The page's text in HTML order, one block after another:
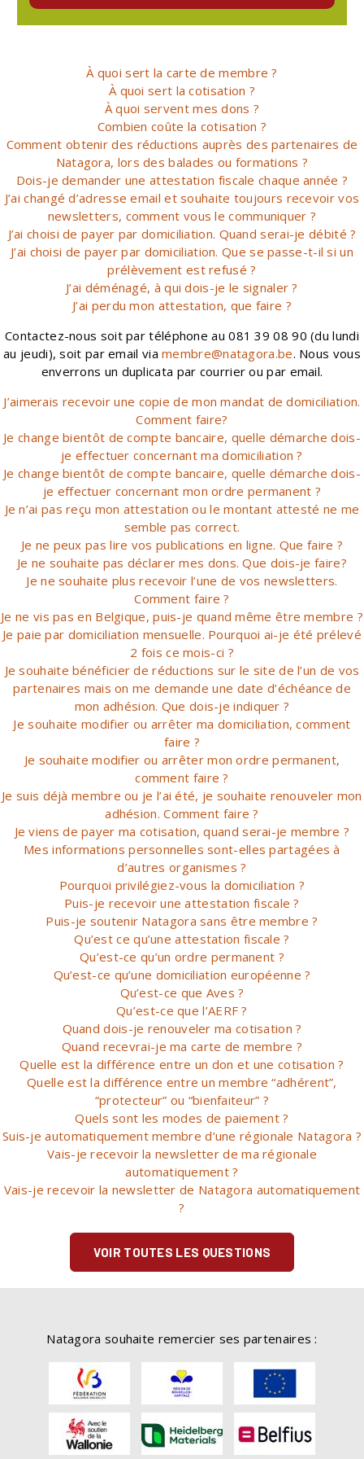
À quoi sert la carte de membre ?
À quoi sert la cotisation ?
À quoi servent mes dons ?
Combien coûte la cotisation ?
Comment obtenir des réductions auprès des partenaires de
Natagora, lors des balades ou formations ?
Dois-je demander une attestation fiscale chaque année ?
J’ai changé d’adresse email et souhaite toujours recevoir vos
newsletters, comment vous le communiquer ?
J’ai choisi de payer par domiciliation. Quand serai-je débité ?
J’ai choisi de payer par domiciliation. Que se passe-t-il si un
prélèvement est refusé ?
J’ai déménagé, à qui dois-je le signaler ?
J’ai perdu mon attestation, que faire ?
Contactez-nous soit par téléphone au 081 39 08 90 (du lundi
au jeudi), soit par email viamembre@natagora.be. Nous vous
enverrons un duplicata par courrier ou par email.
J’aimerais recevoir une copie de mon mandat de domiciliation.
Comment faire?
Je change bientôt de compte bancaire, quelle démarche dois-
je effectuer concernant ma domiciliation ?
Je change bientôt de compte bancaire, quelle démarche dois-
je effectuer concernant mon ordre permanent ?
Je n’ai pas reçu mon attestation ou le montant attesté ne me
semble pas correct.
Je ne peux pas lire vos publications en ligne. Que faire ?
Je ne souhaite pas déclarer mes dons. Que dois-je faire?
Je ne souhaite plus recevoir l’une de vos newsletters.
Comment faire ?
Je ne vis pas en Belgique, puis-je quand même être membre ?
Je paie par domiciliation mensuelle. Pourquoi ai-je été prélevé
2 fois ce mois-ci ?
Je souhaite bénéficier de réductions sur le site de l’un de vos
partenaires mais on me demande une date d’échéance de
mon adhésion. Que dois-je indiquer ?
Je souhaite modifier ou arrêter ma domiciliation, comment
faire ?
Je souhaite modifier ou arrêter mon ordre permanent,
comment faire ?
Je suis déjà membre ou je l’ai été, je souhaite renouveler mon
adhésion. Comment faire ?
Je viens de payer ma cotisation, quand serai-je membre ?
Mes informations personnelles sont-elles partagées à
d’autres organismes ?
Pourquoi privilégiez-vous la domiciliation ?
Puis-je recevoir une attestation fiscale ?
Puis-je soutenir Natagora sans être membre ?
Qu’est ce qu’une attestation fiscale ?
Qu’est-ce qu’un ordre permanent ?
Qu’est-ce qu’une domiciliation européenne ?
Qu’est-ce que Aves ?
Qu’est-ce que l’AERF ?
Quand dois-je renouveler ma cotisation ?
Quand recevrai-je ma carte de membre ?
Quelle est la différence entre un don et une cotisation ?
Quelle est la différence entre un membre “adhérent”,
“protecteur” ou “bienfaiteur” ?
Quels sont les modes de paiement ?
Suis-je automatiquement membre d’une régionale Natagora ?
Vais-je recevoir la newsletter de ma régionale
automatiquement ?
Vais-je recevoir la newsletter de Natagora automatiquement
?
VOIR TOUTES LES QUESTIONS
Natagora souhaite remercier ses partenaires :